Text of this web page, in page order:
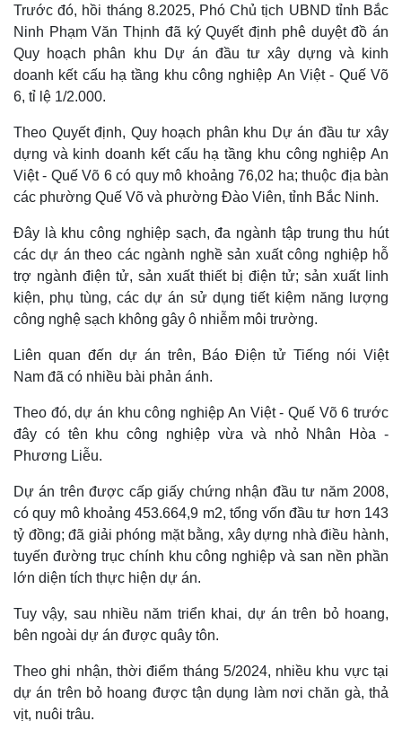
Quan sát
Hồ sơ
E-Magazine
Infographic
Trước đó, hồi tháng 8.2025, Phó Chủ tịch UBND tỉnh Bắc
Ninh Phạm Văn Thịnh đã ký Quyết định phê duyệt đồ án
Quy hoạch phân khu Dự án đầu tư xây dựng và kinh
doanh kết cấu hạ tầng khu công nghiệp An Việt - Quế Võ
6, tỉ lệ 1/2.000.
Theo Quyết định, Quy hoạch phân khu Dự án đầu tư xây
dựng và kinh doanh kết cấu hạ tầng khu công nghiệp An
Việt - Quế Võ 6 có quy mô khoảng 76,02 ha; thuộc địa bàn
các phường Quế Võ và phường Đào Viên, tỉnh Bắc Ninh.
Đây là khu công nghiệp sạch, đa ngành tập trung thu hút
các dự án theo các ngành nghề sản xuất công nghiệp hỗ
trợ ngành điện tử, sản xuất thiết bị điện tử; sản xuất linh
kiện, phụ tùng, các dự án sử dụng tiết kiệm năng lượng
công nghệ sạch không gây ô nhiễm môi trường.
Liên quan đến dự án trên, Báo Điện tử Tiếng nói Việt
Nam đã có nhiều bài phản ánh.
Theo đó, dự án khu công nghiệp An Việt - Quế Võ 6 trước
đây có tên khu công nghiệp vừa và nhỏ Nhân Hòa -
Phương Liễu.
Dự án trên được cấp giấy chứng nhận đầu tư năm 2008,
có quy mô khoảng 453.664,9 m2, tổng vốn đầu tư hơn 143
tỷ đồng; đã giải phóng mặt bằng, xây dựng nhà điều hành,
tuyến đường trục chính khu công nghiệp và san nền phần
lớn diện tích thực hiện dự án.
Tuy vậy, sau nhiều năm triển khai, dự án trên bỏ hoang,
bên ngoài dự án được quây tôn.
Theo ghi nhận, thời điểm tháng 5/2024, nhiều khu vực tại
dự án trên bỏ hoang được tận dụng làm nơi chăn gà, thả
vịt, nuôi trâu.